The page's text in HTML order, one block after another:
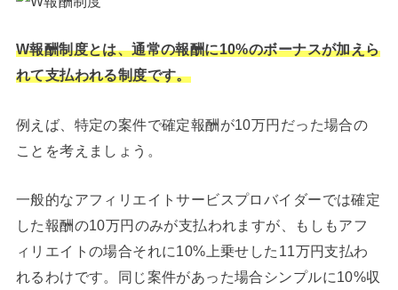
W報酬制度とは、通常の報酬に10%のボーナスが加えら
れて支払われる制度です。
例えば、特定の案件で確定報酬が10万円だった場合の
ことを考えましょう。
一般的なアフィリエイトサービスプロバイダーでは確定
した報酬の10万円のみが支払われますが、もしもアフ
ィリエイトの場合それに10%上乗せした11万円支払わ
れるわけです。同じ案件があった場合シンプルに10%収